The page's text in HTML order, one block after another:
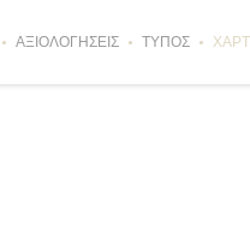
ΑΞΙΟΛΟΓΉΣΕΙΣ ΤΎΠΟΣ